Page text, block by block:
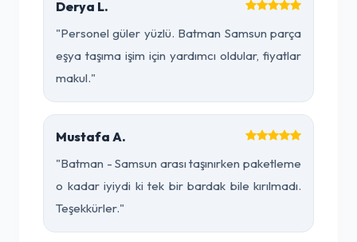
Derya L.
"Personel güler yüzlü. Batman Samsun parça
eşya taşıma işim için yardımcı oldular, fiyatlar
makul."
Mustafa A.
"Batman - Samsun arası taşınırken paketleme
o kadar iyiydi ki tek bir bardak bile kırılmadı.
Teşekkürler."